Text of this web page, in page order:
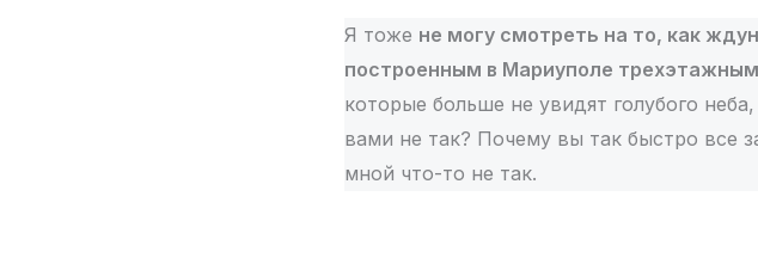
Я тоже не могу смотреть на то, как
построенным в Мариуполе
которые больше не увидят голубого
вами не так? Почему вы так быстро все
мной что-то не так.